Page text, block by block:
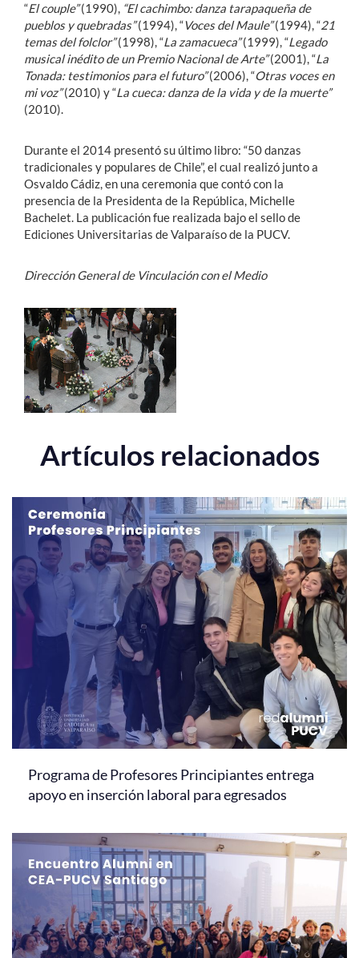
“El couple” (1990), “El cachimbo: danza tarapaqueña de
pueblos y quebradas”(1994), “Voces del Maule”(1994), “21
temas del folclor”(1998), “La zamacueca”(1999), “Legado
musical inédito de un Premio Nacional de Arte”(2001), “La
Tonada: testimonios para el futuro”(2006), “Otras voces en
mi voz”(2010) y “La cueca: danza de la vida y de la muerte”
(2010).
Durante el 2014 presentó su último libro: “50 danzas
tradicionales y populares de Chile”, el cual realizó junto a
Osvaldo Cádiz, en una ceremonia que contó con la
presencia de la Presidenta de la República, Michelle
Bachelet. La publicación fue realizada bajo el sello de
Ediciones Universitarias de Valparaíso de la PUCV.
Dirección General de Vinculación con el Medio
Artículos relacionados
Programa de Profesores Principiantes entrega
apoyo en inserción laboral para egresados